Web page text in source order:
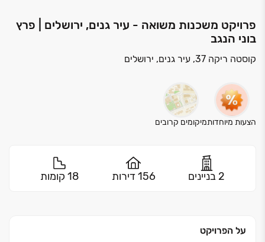
פרויקט משכנות משואה - עיר גנים, ירושלים | פרץ
בוני הנגב
קוסטה ריקה 37, עיר גנים, ירושלים
הצעות מיוחדותמיקומים קרובים
2 בניינים 156 דירות 18 קומות
על הפרויקט